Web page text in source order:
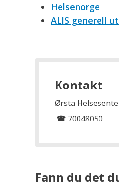
Helsenorge
ALIS generell
Kontakt
Ørsta
☎ 70048050
Fann du det